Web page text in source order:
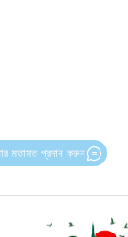
মতামত প্রদান করুন